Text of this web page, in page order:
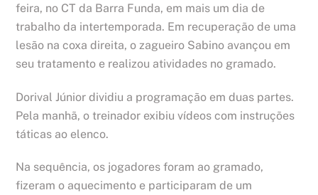
feira, no CT da Barra Funda, em mais um dia de
trabalho da intertemporada. Em recuperação de uma
lesão na coxa direita, o zagueiro Sabino avançou em
seu tratamento e realizou atividades no gramado.
Dorival Júnior dividiu a programação em duas partes.
Pela manhã, o treinador exibiu vídeos com instruções
táticas ao elenco.
Na sequência, os jogadores foram ao gramado,
fizeram o aquecimento e participaram de um